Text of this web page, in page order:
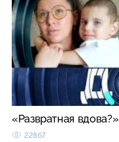
«Развратная вдова?»
22867